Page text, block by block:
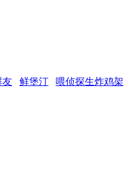
友 鲜堡汀 喂侦探生炸鸡架